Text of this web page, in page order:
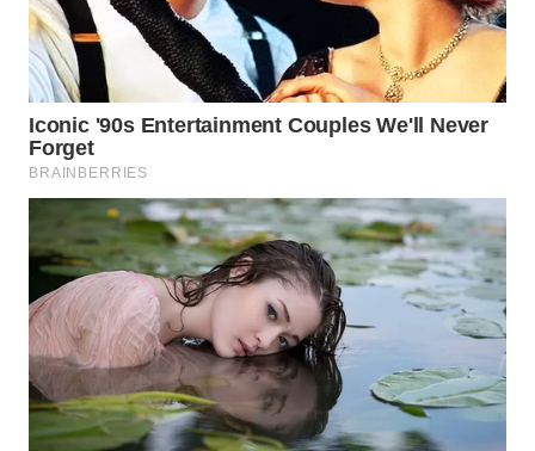
WN
SEMARANG
WN
SOLO
WN
BOROBUDUR
WN
MADURA
WN
SURABAYA